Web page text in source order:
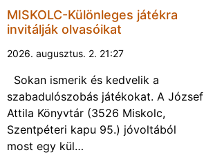
MISKOLC-Különleges játékra
invitálják olvasóikat
2026. augusztus. 2. 21:27
Sokan ismerik és kedvelik a
szabadulószobás játékokat. A József
Attila Könyvtár (3526 Miskolc,
Szentpéteri kapu 95.) jóvoltából
most egy kül…